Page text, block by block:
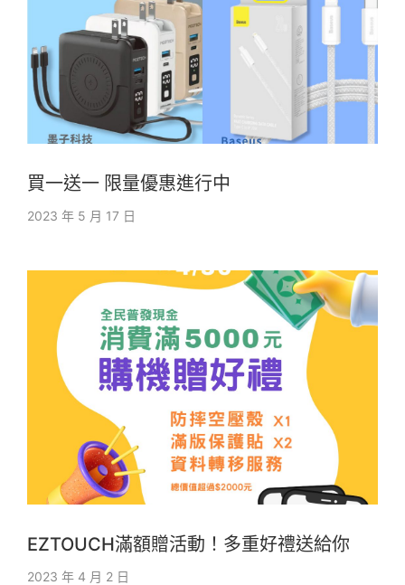
買一送一 限量優惠進行中
2023 年 5 月 17 日
EZTOUCH滿額贈活動！多重好禮送給你
2023 年 4 月 2 日